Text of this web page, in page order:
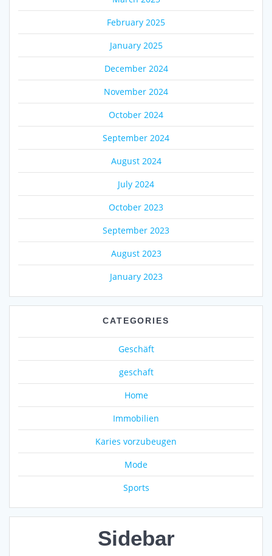
February 2025
January 2025
December 2024
November 2024
October 2024
September 2024
August 2024
July 2024
October 2023
September 2023
August 2023
January 2023
CATEGORIES
Geschäft
geschaft
Home
Immobilien
Karies vorzubeugen
Mode
Sports
Sidebar